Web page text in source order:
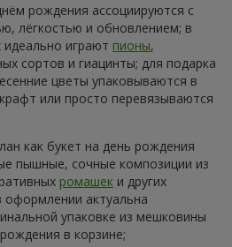
рождения ассоциируются с
лёгкостью и обновлением; в
идеально играют пионы,
сортов и гиацинты; для подарка
цветы упаковываются в
или просто перевязываются
как букет на день рождения
пышные, сочные композиции из
ромашек и других
оформлении актуальна
упаковке из мешковины
в корзине;